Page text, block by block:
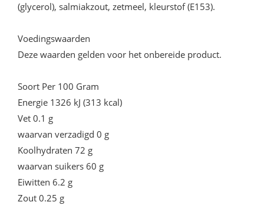
(glycerol), salmiakzout, zetmeel, kleurstof (E153).
Voedingswaarden
Deze waarden gelden voor het onbereide product.
Soort Per 100 Gram
Energie 1326 kJ (313 kcal)
Vet 0.1 g
waarvan verzadigd 0 g
Koolhydraten 72 g
waarvan suikers 60 g
Eiwitten 6.2 g
Zout 0.25 g